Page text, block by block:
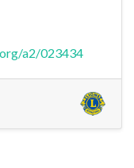
a2/023434